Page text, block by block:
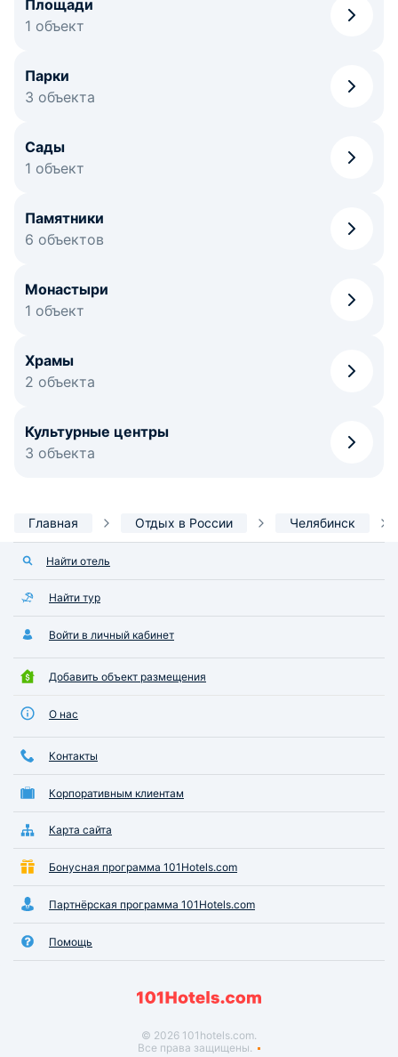
Площади
1 объект
Парки
3 объекта
Сады
1 объект
Памятники
6 объектов
Монастыри
1 объект
Храмы
2 объекта
Культурные центры
3 объекта
Главная Отдых в России Челябинск
Найти отель
Найти тур
Войти в личный кабинет
Добавить объект размещения
О нас
Контакты
Корпоративным клиентам
Карта сайта
Бонусная программа 101Hotels.com
Партнёрская программа 101Hotels.com
Помощь
© 2026 101hotels.com.
Все права защищены.